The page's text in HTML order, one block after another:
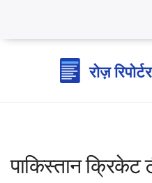
पाकिस्तान क्रिकेट